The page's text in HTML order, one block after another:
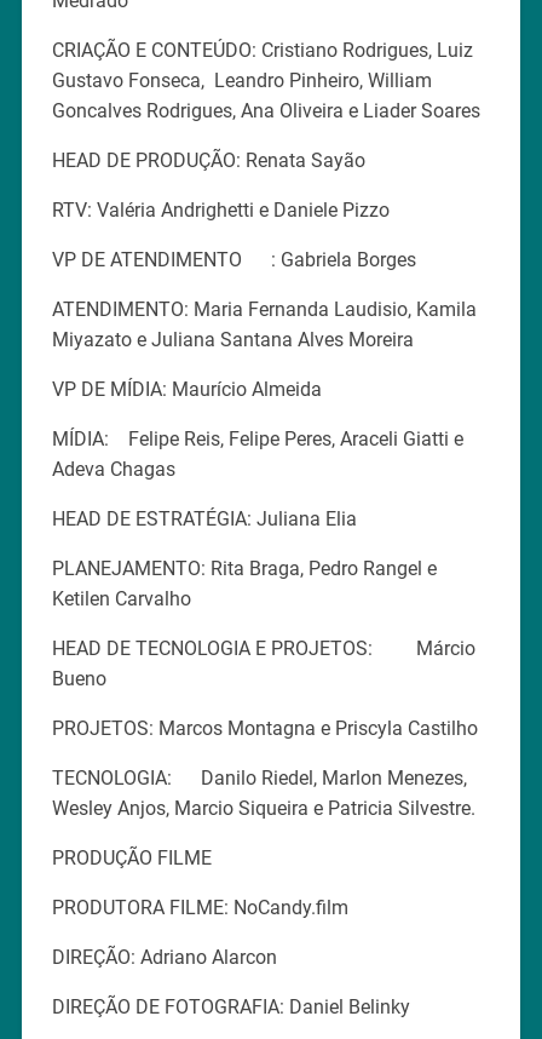
CRIAÇÃO E CONTEÚDO: Cristiano Rodrigues, Luiz
Gustavo Fonseca, Leandro Pinheiro, William
Goncalves Rodrigues, Ana Oliveira e Liader Soares
HEAD DE PRODUÇÃO: Renata Sayão
RTV: Valéria Andrighetti e Daniele Pizzo
VP DE ATENDIMENTO : Gabriela Borges
ATENDIMENTO: Maria Fernanda Laudisio, Kamila
Miyazato e Juliana Santana Alves Moreira
VP DE MÍDIA: Maurício Almeida
MÍDIA: Felipe Reis, Felipe Peres, Araceli Giatti e
Adeva Chagas
HEAD DE ESTRATÉGIA: Juliana Elia
PLANEJAMENTO: Rita Braga, Pedro Rangel e
Ketilen Carvalho
HEAD DE TECNOLOGIA E PROJETOS: Márcio
Bueno
PROJETOS: Marcos Montagna e Priscyla Castilho
TECNOLOGIA: Danilo Riedel, Marlon Menezes,
Wesley Anjos, Marcio Siqueira e Patricia Silvestre.
PRODUÇÃO FILME
PRODUTORA FILME: NoCandy.film
DIREÇÃO: Adriano Alarcon
DIREÇÃO DE FOTOGRAFIA: Daniel Belinky